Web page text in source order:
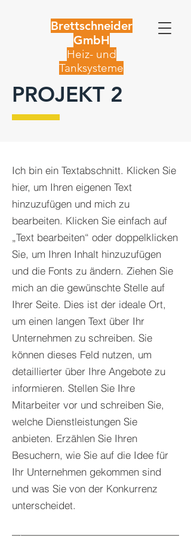
Brettschneider
GmbH
Heiz- und
Tanksysteme
PROJEKT 2
Ich bin ein Textabschnitt. Klicken Sie
hier, um Ihren eigenen Text
hinzuzufügen und mich zu
bearbeiten. Klicken Sie einfach auf
„Text bearbeiten“ oder doppelklicken
Sie, um Ihren Inhalt hinzuzufügen
und die Fonts zu ändern. Ziehen Sie
mich an die gewünschte Stelle auf
Ihrer Seite. Dies ist der ideale Ort,
um einen langen Text über Ihr
Unternehmen zu schreiben. Sie
können dieses Feld nutzen, um
detaillierter über Ihre Angebote zu
informieren. Stellen Sie Ihre
Mitarbeiter vor und schreiben Sie,
welche Dienstleistungen Sie
anbieten. Erzählen Sie Ihren
Besuchern, wie Sie auf die Idee für
Ihr Unternehmen gekommen sind
und was Sie von der Konkurrenz
unterscheidet.